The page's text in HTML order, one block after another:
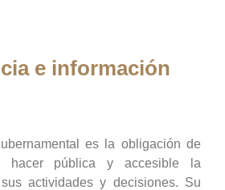
e información
es la obligación de
hacer pública y accesible la
actividades y decisiones. Su